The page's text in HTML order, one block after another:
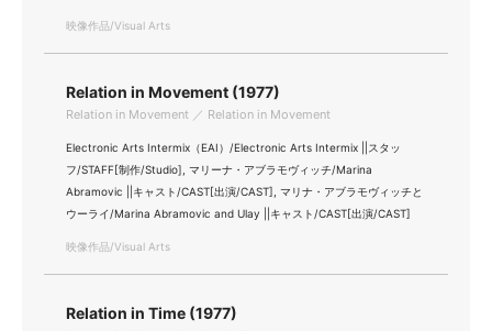
映像作品/Visual Arts
Relation in Movement (1977)
Relation in Movement ／ Relation in Movement
Electronic Arts Intermix（EAI）/Electronic Arts Intermix ||スタッ
フ/STAFF[制作/Studio], マリーナ・アブラモヴィッチ/Marina
Abramovic ||キャスト/CAST[出演/CAST], マリナ・アブラモヴィッチと
ウーライ/Marina Abramovic and Ulay ||キャスト/CAST[出演/CAST]
映像作品/Visual Arts
Relation in Time (1977)